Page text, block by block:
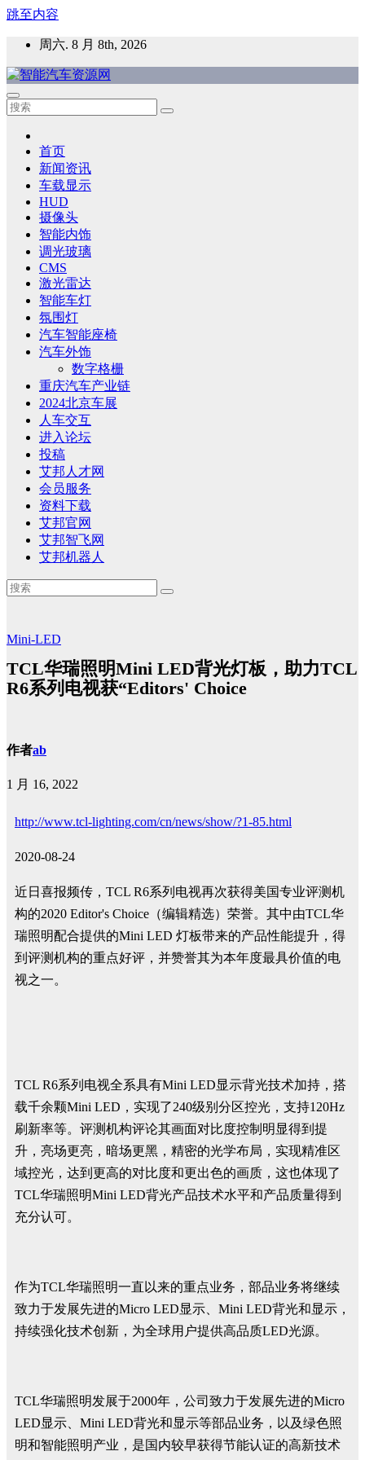
跳至内容
周六. 8 月 8th, 2026
智能汽车资源网
智能表面，智能内饰，新能源汽车，HMI，人车交互，智能车
首页
新闻资讯
车载显示
HUD
摄像头
智能内饰
调光玻璃
CMS
激光雷达
智能车灯
氛围灯
汽车智能座椅
汽车外饰
数字格栅
重庆汽车产业链
2024北京车展
人车交互
进入论坛
投稿
艾邦人才网
会员服务
资料下载
艾邦官网
艾邦智飞网
艾邦机器人
Mini-LED
TCL华瑞照明Mini LED背光灯板，助力TCL
R6系列电视获“Editors' Choice
作者ab
1 月 16, 2022
http://www.tcl-lighting.com/cn/news/show/?1-85.html
2020-08-24
近日喜报频传，TCL R6系列电视再次获得美国专业评测机
构的2020 Editor's Choice（编辑精选）荣誉。其中由TCL华
瑞照明配合提供的Mini LED 灯板带来的产品性能提升，得
到评测机构的重点好评，并赞誉其为本年度最具价值的电
视之一。
TCL R6系列电视全系具有Mini LED显示背光技术加持，搭
载千余颗Mini LED，实现了240级别分区控光，支持120Hz
刷新率等。评测机构评论其画面对比度控制明显得到提
升，亮场更亮，暗场更黑，精密的光学布局，实现精准区
域控光，达到更高的对比度和更出色的画质，这也体现了
TCL华瑞照明Mini LED背光产品技术水平和产品质量得到
充分认可。
作为TCL华瑞照明一直以来的重点业务，部品业务将继续
致力于发展先进的Micro LED显示、Mini LED背光和显示，
持续强化技术创新，为全球用户提供高品质LED光源。
TCL华瑞照明发展于2000年，公司致力于发展先进的Micro
LED显示、Mini LED背光和显示等部品业务，以及绿色照
明和智能照明产业，是国内较早获得节能认证的高新技术